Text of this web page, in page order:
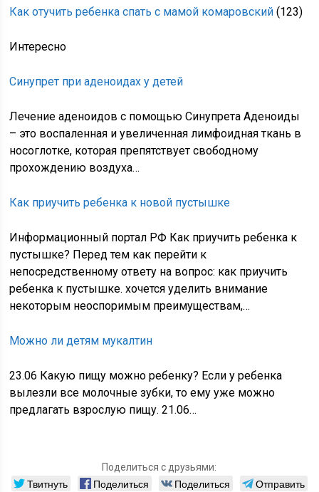
Как отучить ребенка спать с мамой комаровский (123)
Интересно
Синупрет при аденоидах у детей
Лечение аденоидов с помощью Синупрета Аденоиды
– это воспаленная и увеличенная лимфоидная ткань в
носоглотке, которая препятствует свободному
прохождению воздуха…
Как приучить ребенка к новой пустышке
Информационный портал РФ Как приучить ребенка к
пустышке? Перед тем как перейти к
непосредственному ответу на вопрос: как приучить
ребенка к пустышке. хочется уделить внимание
некоторым неоспоримым преимуществам,…
Можно ли детям мукалтин
23.06 Какую пищу можно ребенку? Если у ребенка
вылезли все молочные зубки, то ему уже можно
предлагать взрослую пищу. 21.06…
Поделиться с друзьями:
Твитнуть Поделиться Поделиться
Отправить